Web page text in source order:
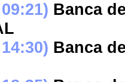
Banca
Banca